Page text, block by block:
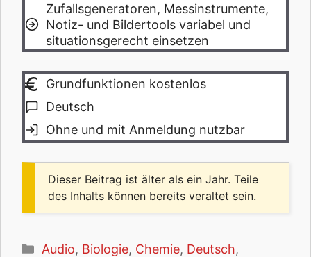
Zufallsgeneratoren, Messinstrumente,
Notiz- und Bildertools variabel und
situationsgerecht einsetzen
Grundfunktionen kostenlos
Deutsch
Ohne und mit Anmeldung nutzbar
Dieser Beitrag ist älter als ein Jahr. Teile
des Inhalts können bereits veraltet sein.
Kategorien
Audio, Biologie, Chemie, Deutsch,